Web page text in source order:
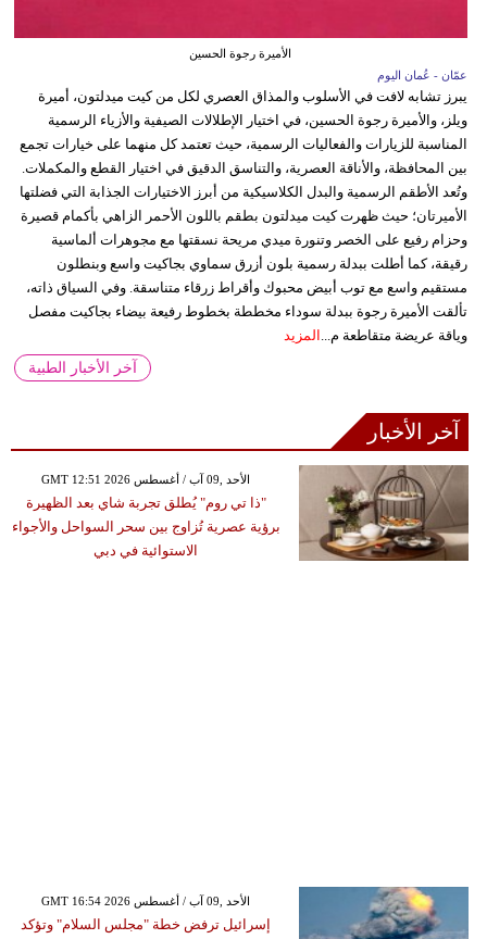
الأميرة رجوة الحسين
عمّان - عُمان اليوم
يبرز تشابه لافت في الأسلوب والمذاق العصري لكل من كيت ميدلتون، أميرة
ويلز، والأميرة رجوة الحسين، في اختيار الإطلالات الصيفية والأزياء الرسمية
المناسبة للزيارات والفعاليات الرسمية، حيث تعتمد كل منهما على خيارات تجمع
بين المحافظة، والأناقة العصرية، والتناسق الدقيق في اختيار القطع والمكملات.
وتُعد الأطقم الرسمية والبدل الكلاسيكية من أبرز الاختيارات الجذابة التي فضلتها
الأميرتان؛ حيث ظهرت كيت ميدلتون بطقم باللون الأحمر الزاهي بأكمام قصيرة
وحزام رفيع على الخصر وتنورة ميدي مريحة نسقتها مع مجوهرات ألماسية
رقيقة، كما أطلت ببدلة رسمية بلون أزرق سماوي بجاكيت واسع وبنطلون
مستقيم واسع مع توب أبيض محبوك وأقراط زرقاء متناسقة. وفي السياق ذاته،
تألقت الأميرة رجوة ببدلة سوداء مخططة بخطوط رفيعة بيضاء بجاكيت مفصل
وياقة عريضة متقاطعة م... المزيد
آخر الأخبار الطبية
آخر الأخبار
GMT 12:51 2026 الأحد ,09 آب / أغسطس
"ذا تي روم" يُطلق تجربة شاي بعد الظهيرة
برؤية عصرية تُزاوج بين سحر السواحل والأجواء
الاستوائية في دبي
GMT 16:54 2026 الأحد ,09 آب / أغسطس
إسرائيل ترفض خطة "مجلس السلام" وتؤكد